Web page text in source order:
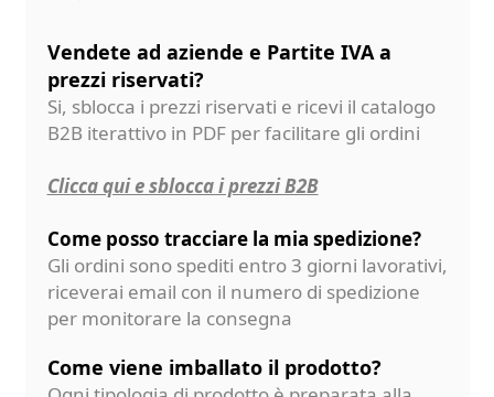
Vendete ad aziende e Partite IVA a
prezzi riservati?
Si, sblocca i prezzi riservati e ricevi il catalogo
B2B iterattivo in PDF per facilitare gli ordini
Clicca qui e sblocca i prezzi B2B
Come posso tracciare la mia spedizione?
Gli ordini sono spediti entro 3 giorni lavorativi,
riceverai email con il numero di spedizione
per monitorare la consegna
Come viene imballato il prodotto?